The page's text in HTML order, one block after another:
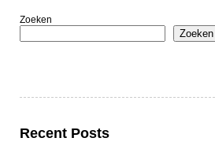
Zoeken
Zoeken
Recent Posts